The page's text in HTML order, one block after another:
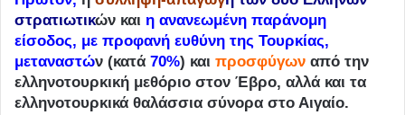
στρατιωτικών και η ανανεωμένη παράνομη
είσοδος, με προφανή ευθύνη της Τουρκίας,
μεταναστών (κατά 70%) και προσφύγων από την
ελληνοτουρκική μεθόριο στον Έβρο, αλλά και τα
ελληνοτουρκικά θαλάσσια σύνορα στο Αιγαίο.